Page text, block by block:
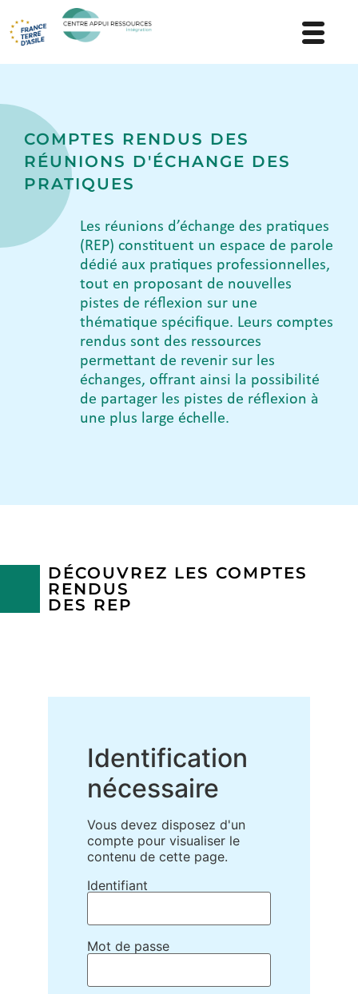
COMPTES RENDUS DES
RÉUNIONS D'ÉCHANGE DES
PRATIQUES
Les réunions d’échange des pratiques
(REP) constituent un espace de parole
dédié aux pratiques professionnelles,
tout en proposant de nouvelles
pistes de réflexion sur une
thématique spécifique. Leurs comptes
rendus sont des ressources
permettant de revenir sur les
échanges, offrant ainsi la possibilité
de partager les pistes de réflexion à
une plus large échelle.
DÉCOUVREZ LES COMPTES
RENDUS
DES REP
Identification
nécessaire
Vous devez disposez d'un
compte pour visualiser le
contenu de cette page.
Identifiant
Mot de passe